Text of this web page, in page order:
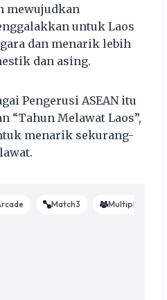
mewujudkan
untuk Laos
dan menarik lebih
dan asing.
Pengerusi ASEAN itu
“Tahun Melawat Laos”,
menarik sekurang-